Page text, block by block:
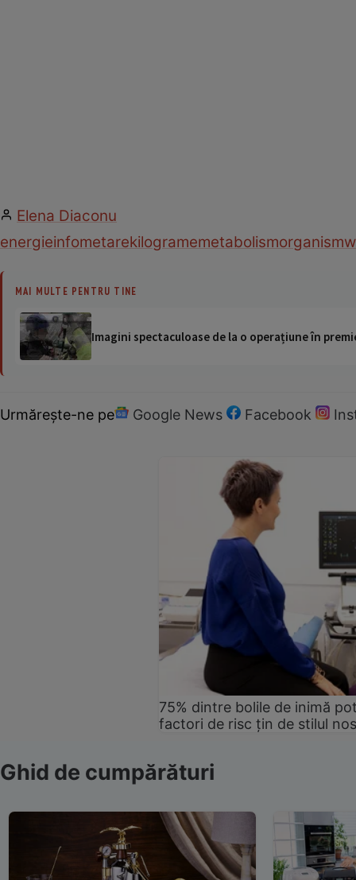
Elena Diaconu
energieinfometarekilogramemetabolismorganism
MAI MULTE PENTRU TINE
Imagini spectaculoase de la o operațiune în
Urmărește-ne pe Google News Facebook
75% dintre bolile de inimă
factori de risc țin de stilul
Ghid de cumpărături